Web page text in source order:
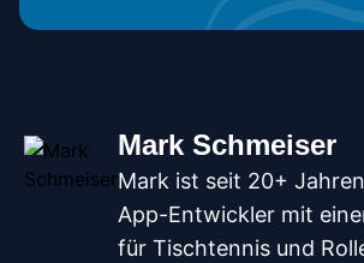
Mark Schmeiser
Mark ist seit 20+
App-Entwickler mit
für Tischtennis und